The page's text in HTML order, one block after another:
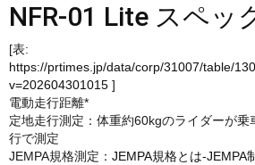
NFR-01 Lite スペッ
[表:
https://prtimes.jp/data/corp/31007/table/
v=202604301015 ]
電動走行距離*
定地走行測定：体重約60kgのライダーが乗
行で測定
JEMPA規格測定： JEMPA規格とは-JEMPA